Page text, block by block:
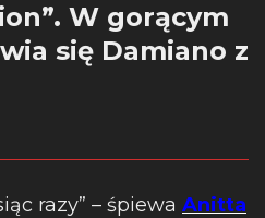
W gorącym
się Damiano z
razy” – śpiewa Anitta